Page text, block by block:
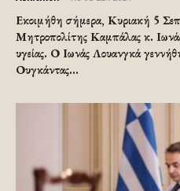
Εκοιμήθη σήμερα, Κυριακή 5
Μητροπολίτης Καμπάλας κ.
υγείας. Ο Ιωνάς Λουανγκά
Ουγκάντας...